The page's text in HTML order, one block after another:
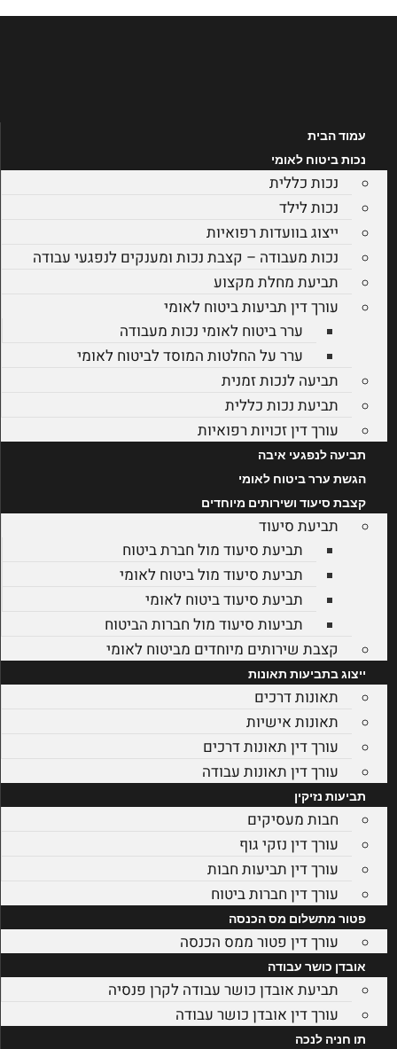
דלג
עמוד הבית
נכות ביטוח לאומי
נכות כללית
נכות לילד
ייצוג בוועדות רפואיות
נכות מעבודה – קצבת נכות ומענקים לנפגעי עבודה
תביעת מחלת מקצוע
עורך דין תביעות ביטוח לאומי
ערר ביטוח לאומי נכות מעבודה
ערר על החלטות המוסד לביטוח לאומי
תביעה לנכות זמנית
תביעת נכות כללית
עורך דין זכויות רפואיות
תביעה לנפגעי איבה
הגשת ערר ביטוח לאומי
קצבת סיעוד ושירותים מיוחדים
תביעת סיעוד
תביעת סיעוד מול חברת ביטוח
תביעת סיעוד מול ביטוח לאומי
תביעת סיעוד ביטוח לאומי
תביעות סיעוד מול חברות הביטוח
קצבת שירותים מיוחדים מביטוח לאומי
ייצוג בתביעות תאונות
תאונות דרכים
תאונות אישיות
עורך דין תאונות דרכים
עורך דין תאונות עבודה
תביעות נזיקין
חבות מעסיקים
עורך דין נזקי גוף
עורך דין תביעות חבות
עורך דין חברות ביטוח
פטור מתשלום מס הכנסה
עורך דין פטור ממס הכנסה
אובדן כושר עבודה
תביעת אובדן כושר עבודה לקרן פנסיה
עורך דין אובדן כושר עבודה
תו חניה לנכה